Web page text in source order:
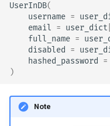
UserInDB(
username =
email = user_dict
full_name =
disabled
=
hashed_password
=
)
Note